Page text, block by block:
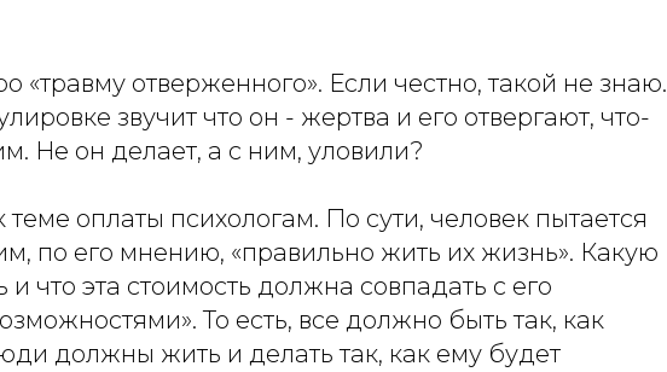
«травму отверженного». Если честно, такой не знаю.
звучит что он - жертва и его отвергают, что-
Не он делает, а с ним, уловили?
оплаты психологам. По сути, человек пытается
по его мнению, «правильно жить их жизнь». Какую
и что эта стоимость должна совпадать с его
То есть, все должно быть так, как
должны жить и делать так, как ему будет